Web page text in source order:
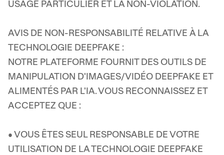
USAGE PARTICULIER ET LA NON-VIOLATION.
AVIS DE NON-RESPONSABILITÉ RELATIVE À LA
TECHNOLOGIE DEEPFAKE :
NOTRE PLATEFORME FOURNIT DES OUTILS DE
MANIPULATION D'IMAGES/VIDÉO DEEPFAKE ET
ALIMENTÉS PAR L'IA. VOUS RECONNAISSEZ ET
ACCEPTEZ QUE :
• VOUS ÊTES SEUL RESPONSABLE DE VOTRE
UTILISATION DE LA TECHNOLOGIE DEEPFAKE